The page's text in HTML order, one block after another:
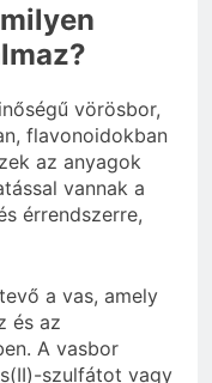
vörösbor,
flavonoidokban
az anyagok
vannak a
érrendszerre,
a vas, amely
és az
A vasbor
szulfátot vagy